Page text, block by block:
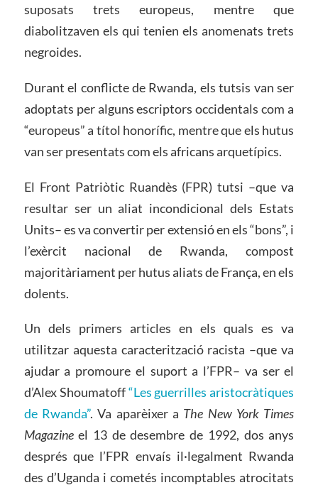
suposats trets europeus, mentre que
diabolitzaven els qui tenien els anomenats trets
negroides.
Durant el conflicte de Rwanda, els tutsis van ser
adoptats per alguns escriptors occidentals com a
“europeus” a títol honorífic, mentre que els hutus
van ser presentats com els africans arquetípics.
El Front Patriòtic Ruandès (FPR) tutsi –que va
resultar ser un aliat incondicional dels Estats
Units– es va convertir per extensió en els “bons”, i
l’exèrcit nacional de Rwanda, compost
majoritàriament per hutus aliats de França, en els
dolents.
Un dels primers articles en els quals es va
utilitzar aquesta caracterització racista –que va
ajudar a promoure el suport a l’FPR– va ser el
d’Alex Shoumatoff“Les guerrilles aristocràtiques
de Rwanda”. Va aparèixer a The New York Times
Magazineel 13 de desembre de 1992, dos anys
després que l’FPR envaís il·legalment Rwanda
des d’Uganda i cometés incomptables atrocitats